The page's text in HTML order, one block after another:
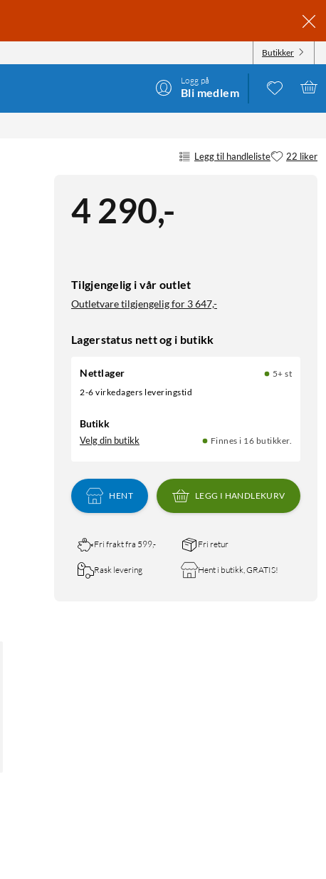
Butikker
Logg på
Bli medlem
Legg til handleliste 22 liker
4 290,-
Tilgjengelig i vår outlet
Outletvare tilgjengelig for 3 647,-
Lagerstatus nett og i butikk
Nettlager
5+ st
2-6 virkedagers leveringstid
Butikk
Velg din butikk Finnes i 16 butikker.
HENT LEGG I HANDLEKURV
Fri frakt fra 599,- Fri retur
Rask levering Hent i butikk, GRATIS!